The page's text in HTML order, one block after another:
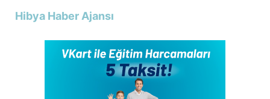
Hibya Haber Ajansı